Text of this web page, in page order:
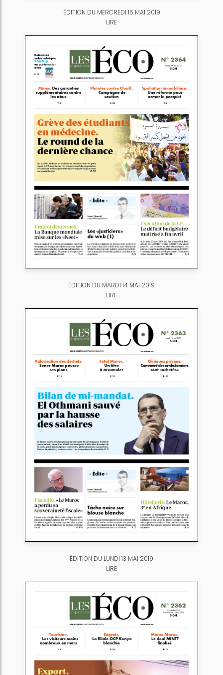
ÉDITION DU MERCREDI 15 MAI 2019
LIRE
ÉDITION DU MARDI 14 MAI 2019
LIRE
ÉDITION DU LUNDI 13 MAI 2019
LIRE